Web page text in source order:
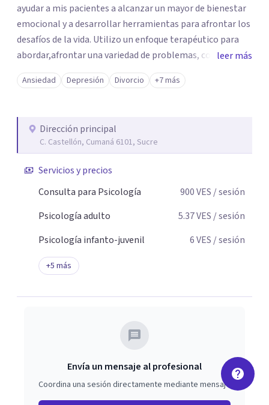
ayudar a mis pacientes a alcanzar un mayor de bienestar
emocional y a desarrollar herramientas para afrontar los
desafíos de la vida. Utilizo un enfoque terapéutico para
abordar,afrontar una variedad de problemas, como
ansiedad, depresión, problemas de relación,y todo lo que
te pueda dificultar. Estoy aquí para ayudarte a superar tus
satisfactoria.
leer más
Ansiedad Depresión Divorcio +7 más
Dirección principal
C. Castellón, Cumaná 6101, Sucre
Servicios y precios
Consulta para Psicología
900VES / sesión
Psicología adulto
5.37VES / sesión
Psicología infanto-juvenil
6VES / sesión
+5 más
Envía un mensaje al profesional
Coordina una sesión directamente mediante mensaje